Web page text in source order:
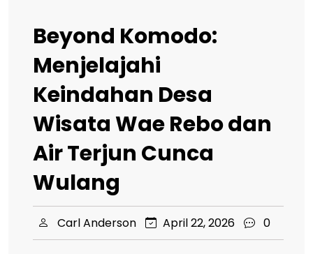
Beyond Komodo:
Menjelajahi
Keindahan Desa
Wisata Wae Rebo dan
Air Terjun Cunca
Wulang
Carl Anderson April 22, 2026 0